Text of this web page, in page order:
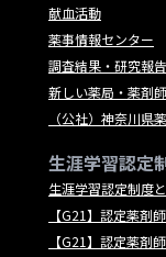
献血活動
薬事情報センター
調査結果・研究報
新しい薬局・薬剤
（公社）神奈川
生涯学習認定
生涯学習認定制度
【G21】認定薬剤
【G21】認定薬剤